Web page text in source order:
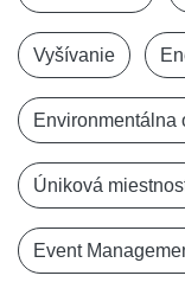
Vyšívanie
Environmentálna
Úniková
Event